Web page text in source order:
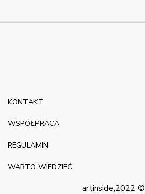
artinside,2022 ©
KONTAKT
WSPÓŁPRACA
REGULAMIN
WARTO WIEDZIEĆ